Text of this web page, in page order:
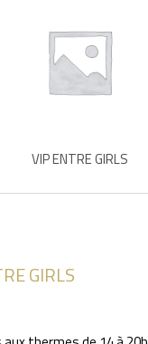
VIP ENTRE GIRLS
GIRLS